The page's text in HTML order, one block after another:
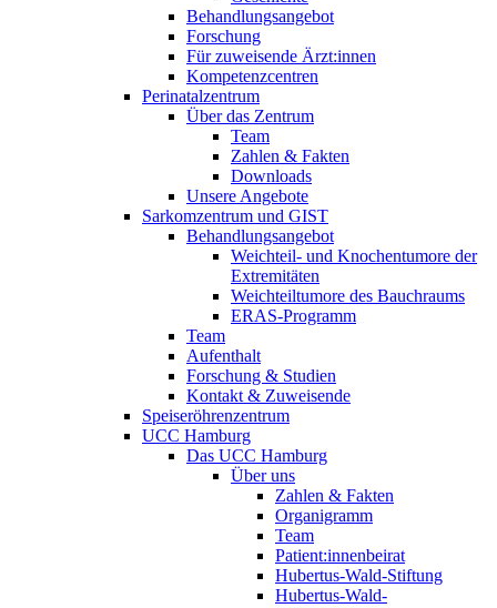
Behandlungsangebot
Forschung
Für zuweisende Ärzt:innen
Kompetenzcentren
Perinatalzentrum
Über das Zentrum
Team
Zahlen & Fakten
Downloads
Unsere Angebote
Sarkomzentrum und GIST
Behandlungsangebot
Weichteil- und Knochentumore der
Extremitäten
Weichteiltumore des Bauchraums
ERAS-Programm
Team
Aufenthalt
Forschung & Studien
Kontakt & Zuweisende
Speiseröhrenzentrum
UCC Hamburg
Das UCC Hamburg
Über uns
Zahlen & Fakten
Organigramm
Team
Patient:innenbeirat
Hubertus-Wald-Stiftung
Hubertus-Wald-